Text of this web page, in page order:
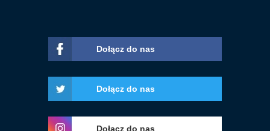
Dołącz do nas
Dołącz do nas
Dołącz do nas